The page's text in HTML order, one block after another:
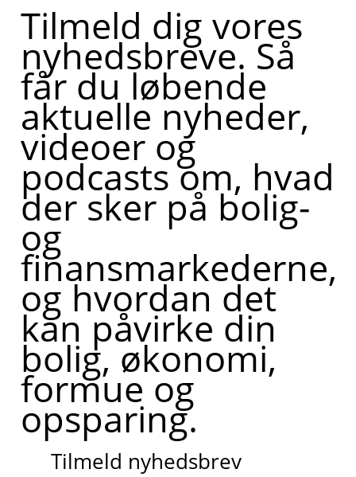
Tilmeld dig vores
nyhedsbreve. Så
får du løbende
aktuelle nyheder,
videoer og
podcasts om, hvad
der sker på bolig-
og
finansmarkederne,
og hvordan det
kan påvirke din
bolig, økonomi,
formue og
opsparing.
Tilmeld nyhedsbrev